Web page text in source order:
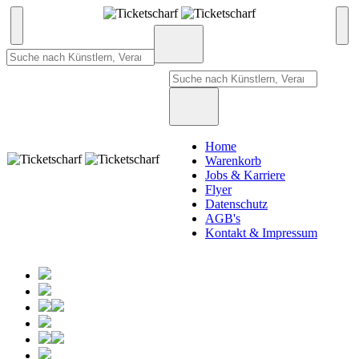
Home
Warenkorb
Jobs & Karriere
Flyer
Datenschutz
AGB's
Kontakt & Impressum